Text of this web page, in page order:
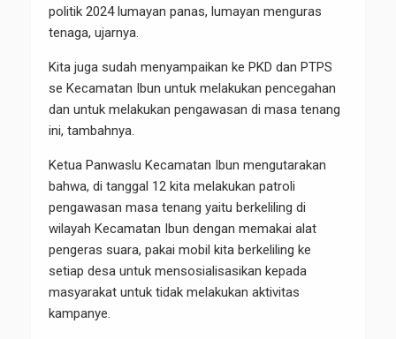
politik 2024 lumayan panas, lumayan menguras
tenaga, ujarnya.
Kita juga sudah menyampaikan ke PKD dan PTPS
se Kecamatan Ibun untuk melakukan pencegahan
dan untuk melakukan pengawasan di masa tenang
ini, tambahnya.
Ketua Panwaslu Kecamatan Ibun mengutarakan
bahwa, di tanggal 12 kita melakukan patroli
pengawasan masa tenang yaitu berkeliling di
wilayah Kecamatan Ibun dengan memakai alat
pengeras suara, pakai mobil kita berkeliling ke
setiap desa untuk mensosialisasikan kepada
masyarakat untuk tidak melakukan aktivitas
kampanye.